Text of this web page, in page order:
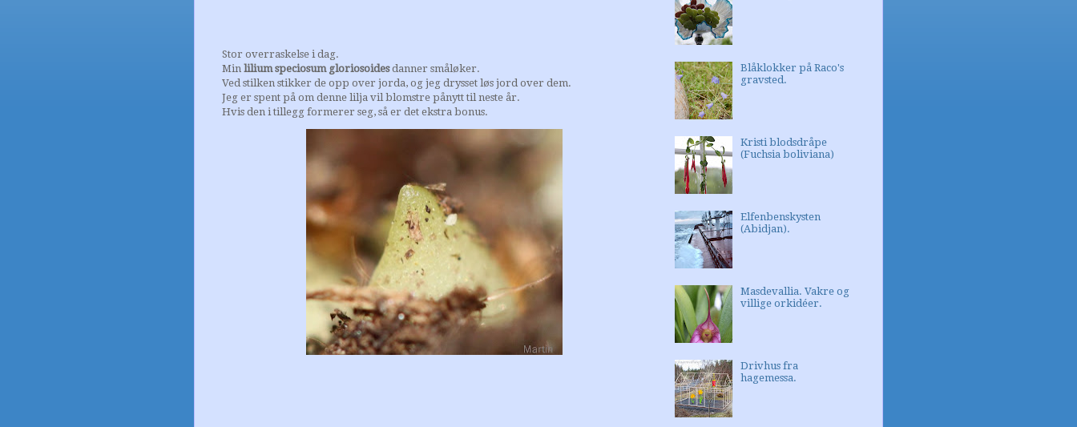
Stor overraskelse i dag.
Min lilium speciosum gloriosoidesdanner småløker.
Ved stilken stikker de opp over jorda, og jeg drysset løs jord over dem.
Jeg er spent på om denne lilja vil blomstre pånytt til neste år.
Hvis den i tillegg formerer seg, så er det ekstra bonus.
Blåklokker på Raco's
gravsted.
Kristi blodsdråpe
(Fuchsia boliviana)
Elfenbenskysten
(Abidjan).
Masdevallia. Vakre og
villige orkidéer.
Drivhus fra
hagemessa.